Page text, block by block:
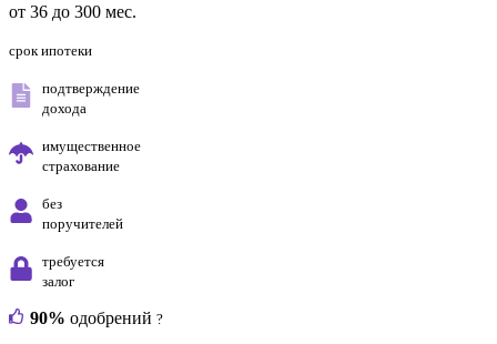
от 36 до 300 мес.
срок ипотеки
подтверждение
дохода
имущественное
страхование
без
поручителей
требуется
залог
90% одобрений ?